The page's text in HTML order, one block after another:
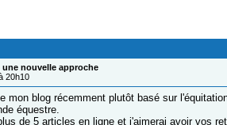
nouvelle approche
20h10
mon blog récemment plutôt basé sur
équestre.
de 5 articles en ligne et j'aimerai avoir vos